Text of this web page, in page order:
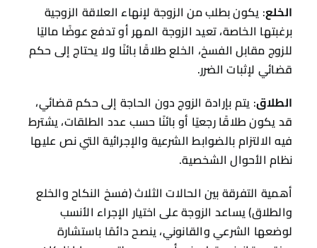
الخلع: يكون بطلب من الزوجة لإنهاء العلاقة الزوجية
برغبتها الخاصة، تعيد الزوجة المهر أو تدفع عوضًا ماليًا
للزوج مقابل الفسخ، الخلع طلاقًا بائنًا ولا يحتاج إلى حكم
قضائي لإثبات الضرر.
الطلاق: يتم بإرادة الزوج دون الحاجة إلى حكم قضائي،
قد يكون طلاقًا رجعيًا أو بائنًا حسب عدد الطلقات، يشترط
فيه الالتزام بالضوابط الشرعية والإجرائية التي نص عليها
نظام الأحوال الشخصية.
أهمية التفرقة بين الحالات الثلاث (فسخ النكاح والخلع
والطلاق) يساعد الزوجة على اختيار الإجراء الأنسب
لوضعها الشرعي والقانوني، ينصح دائمًا باستشارة